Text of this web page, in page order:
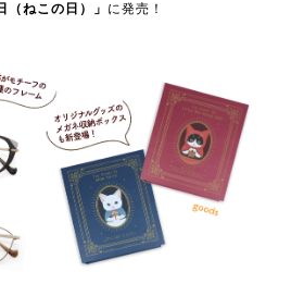
（ねこの日）」 に発売！